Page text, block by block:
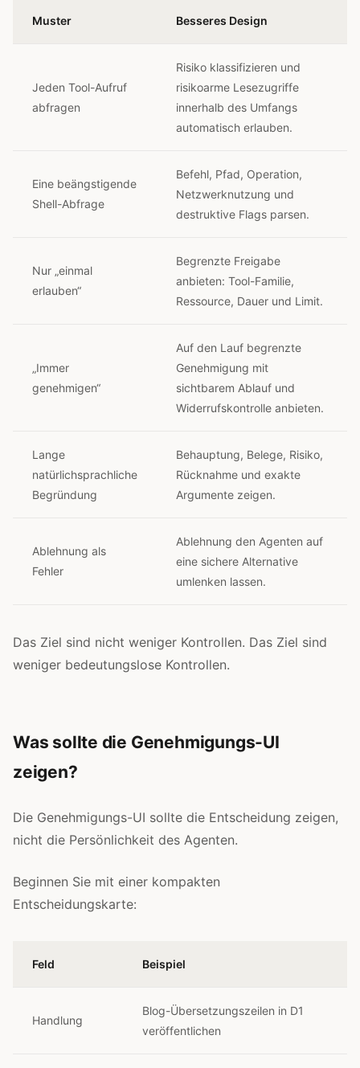
Muster Besseres Design
Jeden Tool-Aufruf
abfragen
Risiko klassifizieren und
risikoarme Lesezugriffe
innerhalb des Umfangs
automatisch erlauben.
Eine beängstigende
Shell-Abfrage
Befehl, Pfad, Operation,
Netzwerknutzung und
destruktive Flags parsen.
Nur „einmal
erlauben“
Begrenzte Freigabe
anbieten: Tool-Familie,
Ressource, Dauer und Limit.
„Immer
genehmigen“
Auf den Lauf begrenzte
Genehmigung mit
sichtbarem Ablauf und
Widerrufskontrolle anbieten.
Lange
natürlichsprachliche
Begründung
Behauptung, Belege, Risiko,
Rücknahme und exakte
Argumente zeigen.
Ablehnung als
Fehler
Ablehnung den Agenten auf
eine sichere Alternative
umlenken lassen.
Das Ziel sind nicht weniger Kontrollen. Das Ziel sind
weniger bedeutungslose Kontrollen.
Was sollte die Genehmigungs-UI
zeigen?
Die Genehmigungs-UI sollte die Entscheidung zeigen,
nicht die Persönlichkeit des Agenten.
Beginnen Sie mit einer kompakten
Entscheidungskarte:
Feld Beispiel
Handlung
Blog-Übersetzungszeilen in D1
veröffentlichen